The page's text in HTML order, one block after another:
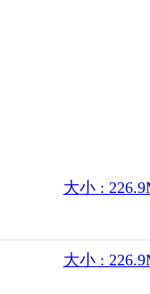
大小 :
大小 :